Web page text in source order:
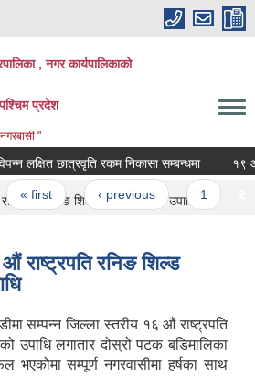
, नगर कार्यपालिकाको
प्रदेश
"
लक्षित छात्रवृति रकम निकासा सम्बन्धमा १९ औ
« first ‹ previous 1
रनिङ शिल्ड प्रतियोगिताको उपाधि
राष्ट्रपति रनिङ शिल्ड
सम्पन्न जिल्ला स्तरीय १६ औं राष्ट्रपति
उपाधि लगातार दोस्रो पटक बडिमालिका
भएकोमा सम्पूर्ण नगरवासीमा हर्षका साथ